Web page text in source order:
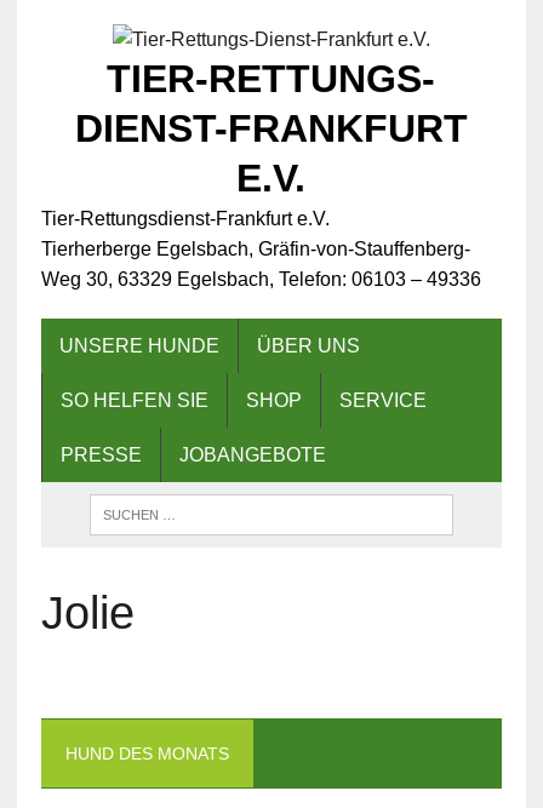
TIER-RETTUNGS-
DIENST-FRANKFURT
E.V.
Tier-Rettungsdienst-Frankfurt e.V.
Tierherberge Egelsbach, Gräfin-von-Stauffenberg-
Weg 30, 63329 Egelsbach, Telefon: 06103 – 49336
UNSERE HUNDE ÜBER UNS
SO HELFEN SIE SHOP SERVICE
PRESSE JOBANGEBOTE
Jolie
HUND DES MONATS